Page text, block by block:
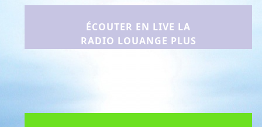
ÉCOUTER EN LIVE LA
RADIO LOUANGE PLUS